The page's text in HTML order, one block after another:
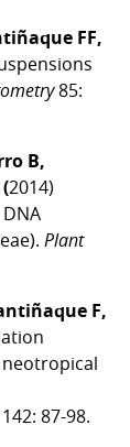
FF,
85:
B,
(2014)
Plant
F,
142: 87-98.